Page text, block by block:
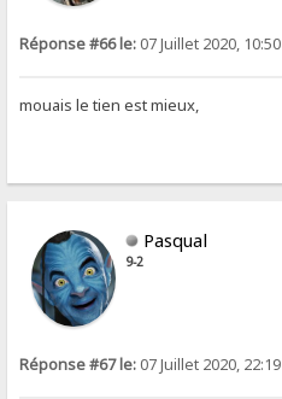
Réponse #66 le: 07 Juillet 2020, 10:50
mouais le tien est mieux,
Pasqual
9-2
Réponse #67 le: 07 Juillet 2020, 22:19